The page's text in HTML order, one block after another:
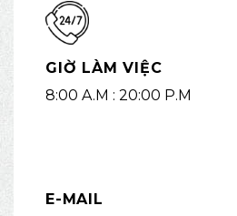
GIỜ LÀM VIỆC
8:00 A.M : 20:00 P.M
E-MAIL